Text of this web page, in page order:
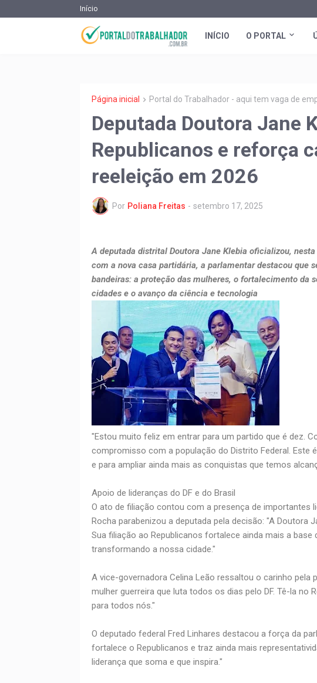
Início
INÍCIO O PORTAL
Página inicial Portal do Trabalhador - aqui tem vaga de
Deputada Doutora Jane
Republicanos e reforça
reeleição em 2026
Por Poliana Freitas - setembro 17, 2025
A deputada distrital Doutora Jane Klebia oficializou,
com a nova casa partidária, a parlamentar destacou que
bandeiras: a proteção das mulheres, o fortalecimento da
cidades e o avanço da ciência e tecnologia
"Estou muito feliz em entrar para um partido que é dez.
compromisso com a população do Distrito Federal. Este
e para ampliar ainda mais as conquistas que temos
Apoio de lideranças do DF e do Brasil
O ato de filiação contou com a presença de importantes
Rocha parabenizou a deputada pela decisão: "A Doutora
Sua filiação ao Republicanos fortalece ainda mais a
transformando a nossa cidade."
A vice-governadora Celina Leão ressaltou o carinho pela
mulher guerreira que luta todos os dias pelo DF. Tê-la no
para todos nós."
O deputado federal Fred Linhares destacou a força da
fortalece o Republicanos e traz ainda mais
liderança que soma e que inspira."